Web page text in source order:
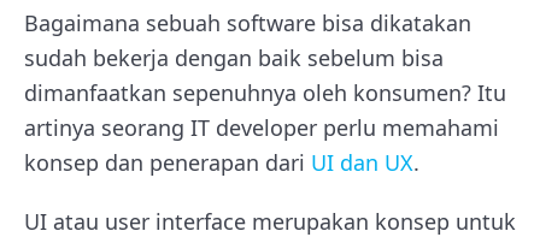
Bagaimana sebuah software bisa dikatakan
sudah bekerja dengan baik sebelum bisa
dimanfaatkan sepenuhnya oleh konsumen? Itu
artinya seorang IT developer perlu memahami
konsep dan penerapan dari UI dan UX.
UI atau user interface merupakan konsep untuk